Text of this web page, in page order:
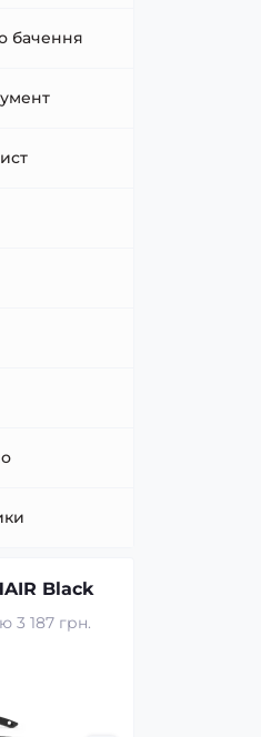
бачення
Black
3 187 грн.